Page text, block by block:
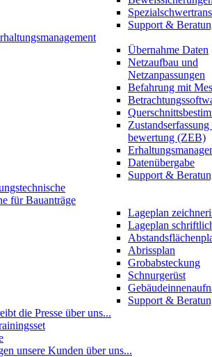
Support &
Übernahme Daten
Netzaufbau und
Netzanpassungen
Befahrung mit
bewertung (ZEB)
Datenübergabe
Support &
für Bauanträge
Lageplan
Lageplan
Abrissplan
Grobabsteckung
Schnurgerüst
Support &
die Presse über uns...
unsere Kunden über uns...